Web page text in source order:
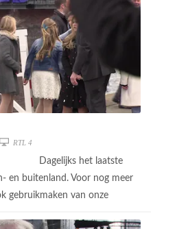
RTL 4
Dagelijks het laatste
en buitenland. Voor nog meer
gebruikmaken van onze